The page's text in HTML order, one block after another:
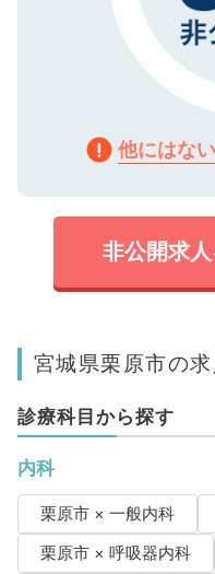
他にはな
非公開求
宮城県栗原市の
診療科目から探す
内科
栗原市 × 一般内科
栗原市 × 呼吸器内科